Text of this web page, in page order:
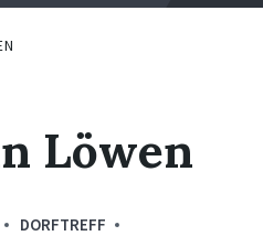
Löwen
DORFTREFF